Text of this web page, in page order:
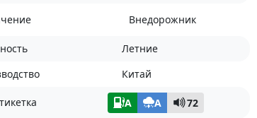
Внедорожник
Летние
Китай
A A 72